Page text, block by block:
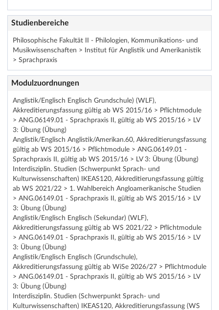
Studienbereiche
Philosophische Fakultät II - Philologien, Kommunikations- und
Musikwissenschaften > Institut für Anglistik und Amerikanistik
> Sprachpraxis
Modulzuordnungen
Anglistik/Englisch Englisch Grundschule) (WLF),
Akkreditierungsfassung gültig ab WS 2015/16 > Pflichtmodule
> ANG.06149.01 - Sprachpraxis II, gültig ab WS 2015/16 > LV
3: Übung (Übung)
Anglistik/Englisch Anglistik/Amerikan.60, Akkreditierungsfassung
gültig ab WS 2015/16 > Pflichtmodule > ANG.06149.01 -
Sprachpraxis II, gültig ab WS 2015/16 > LV 3: Übung (Übung)
Interdisziplin. Studien (Schwerpunkt Sprach- und
Kulturwissenschaften) IKEAS120, Akkreditierungsfassung gültig
ab WS 2021/22 > 1. Wahlbereich Angloamerikanische Studien
> ANG.06149.01 - Sprachpraxis II, gültig ab WS 2015/16 > LV
3: Übung (Übung)
Anglistik/Englisch Englisch (Sekundar) (WLF),
Akkreditierungsfassung gültig ab WS 2021/22 > Pflichtmodule
> ANG.06149.01 - Sprachpraxis II, gültig ab WS 2015/16 > LV
3: Übung (Übung)
Anglistik/Englisch Englisch (Grundschule),
Akkreditierungsfassung gültig ab WiSe 2026/27 > Pflichtmodule
> ANG.06149.01 - Sprachpraxis II, gültig ab WS 2015/16 > LV
3: Übung (Übung)
Interdisziplin. Studien (Schwerpunkt Sprach- und
Kulturwissenschaften) IKEAS120, Akkreditierungsfassung (WS